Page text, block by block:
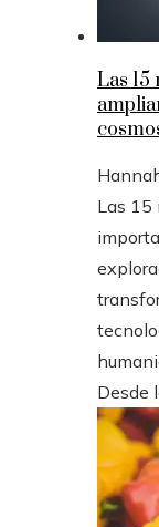
Las 15
Las 15
Desde